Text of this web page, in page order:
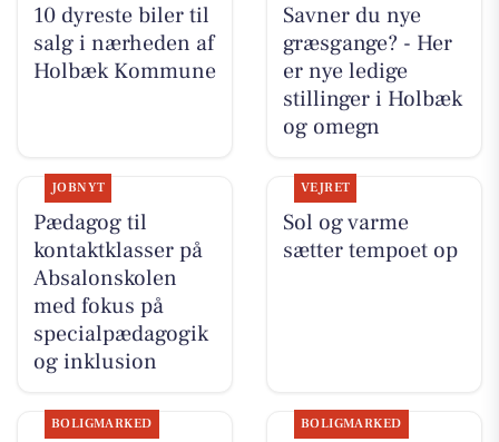
10 dyreste biler til
salg i nærheden af
Holbæk Kommune
Savner du nye
græsgange? - Her
er nye ledige
stillinger i Holbæk
og omegn
JOBNYT
Pædagog til
kontaktklasser på
Absalonskolen
med fokus på
specialpædagogik
og inklusion
VEJRET
Sol og varme
sætter tempoet op
BOLIGMARKED BOLIGMARKED